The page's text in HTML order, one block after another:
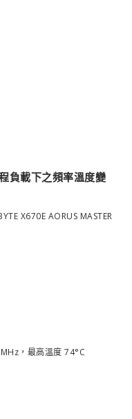
負載下之頻率溫度變
X670E AORUS MASTER
，最高溫度 74°C